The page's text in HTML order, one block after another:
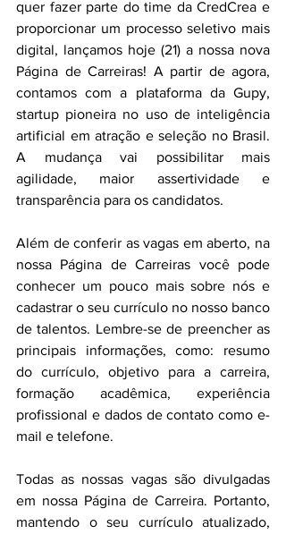
quer fazer parte do time da CredCrea e
proporcionar um processo seletivo mais
digital, lançamos hoje (21) a nossa nova
Página de Carreiras! A partir de agora,
contamos com a plataforma da Gupy,
startup pioneira no uso de inteligência
artificial em atração e seleção no Brasil.
A mudança vai possibilitar mais
agilidade, maior assertividade e
transparência para os candidatos.
Além de conferir as vagas em aberto, na
nossa Página de Carreiras você pode
conhecer um pouco mais sobre nós e
cadastrar o seu currículo no nosso banco
de talentos. Lembre-se de preencher as
principais informações, como: resumo
do currículo, objetivo para a carreira,
formação acadêmica, experiência
profissional e dados de contato como e-
mail e telefone.
Todas as nossas vagas são divulgadas
em nossa Página de Carreira. Portanto,
mantendo o seu currículo atualizado,